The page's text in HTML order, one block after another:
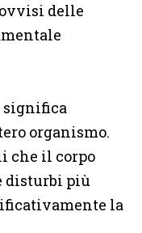
delle
significa
organismo.
che il corpo
disturbi più
la